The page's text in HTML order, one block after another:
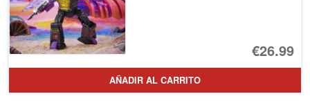
€26.99
AÑADIR AL CARRITO